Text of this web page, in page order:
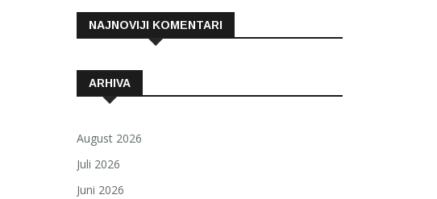
NAJNOVIJI KOMENTARI
ARHIVA
August 2026
Juli 2026
Juni 2026